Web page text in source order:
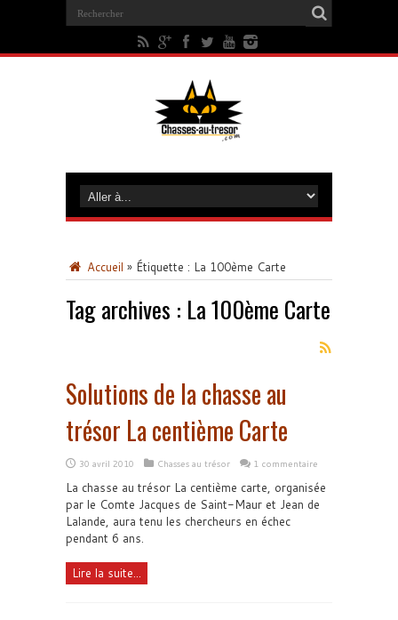
Accueil » Étiquette : La 100ème Carte
Tag archives : La 100ème Carte
Solutions de la chasse au
trésor La centième Carte
30 avril 2010 Chasses au trésor 1 commentaire
La chasse au trésor La centième carte, organisée
par le Comte Jacques de Saint-Maur et Jean de
Lalande, aura tenu les chercheurs en échec
pendant 6 ans.
Lire la suite...